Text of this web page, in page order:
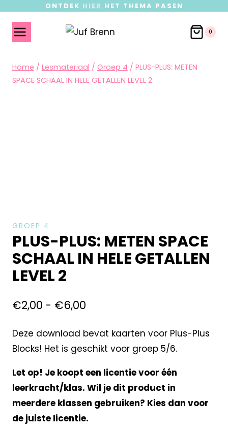
ONTDEK HIER HET THEMA PASEN
0
Home / Lesmateriaal / Groep 4 / PLUS-PLUS: METEN
SPACE SCHAAL IN HELE GETALLEN LEVEL 2
GROEP 4
PLUS-PLUS: METEN SPACE
SCHAAL IN HELE GETALLEN
LEVEL 2
€2,00 - €6,00
Deze download bevat kaarten voor Plus-Plus
Blocks! Het is geschikt voor groep 5/6.
Let op! Je koopt een licentie voor één
leerkracht/klas. Wil je dit product in
meerdere klassen gebruiken? Kies dan voor
de juiste licentie.